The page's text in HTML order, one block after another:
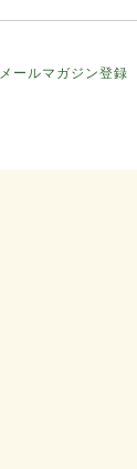
メールマガジン登録